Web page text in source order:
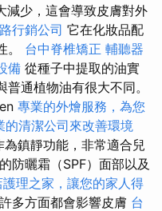
減少，這會導致皮膚對外
行銷公司 它在化妝品配
。 台中脊椎矯正 輔聽器
備 從種子中提取的油實
通植物油有很大不同。
專業的外燴服務，為您
的清潔公司來改善環境
鎮靜功能，非常適合兒
防曬霜（SPF）面部以及
護理之家，讓您的家人得
多方面都會影響皮膚 台